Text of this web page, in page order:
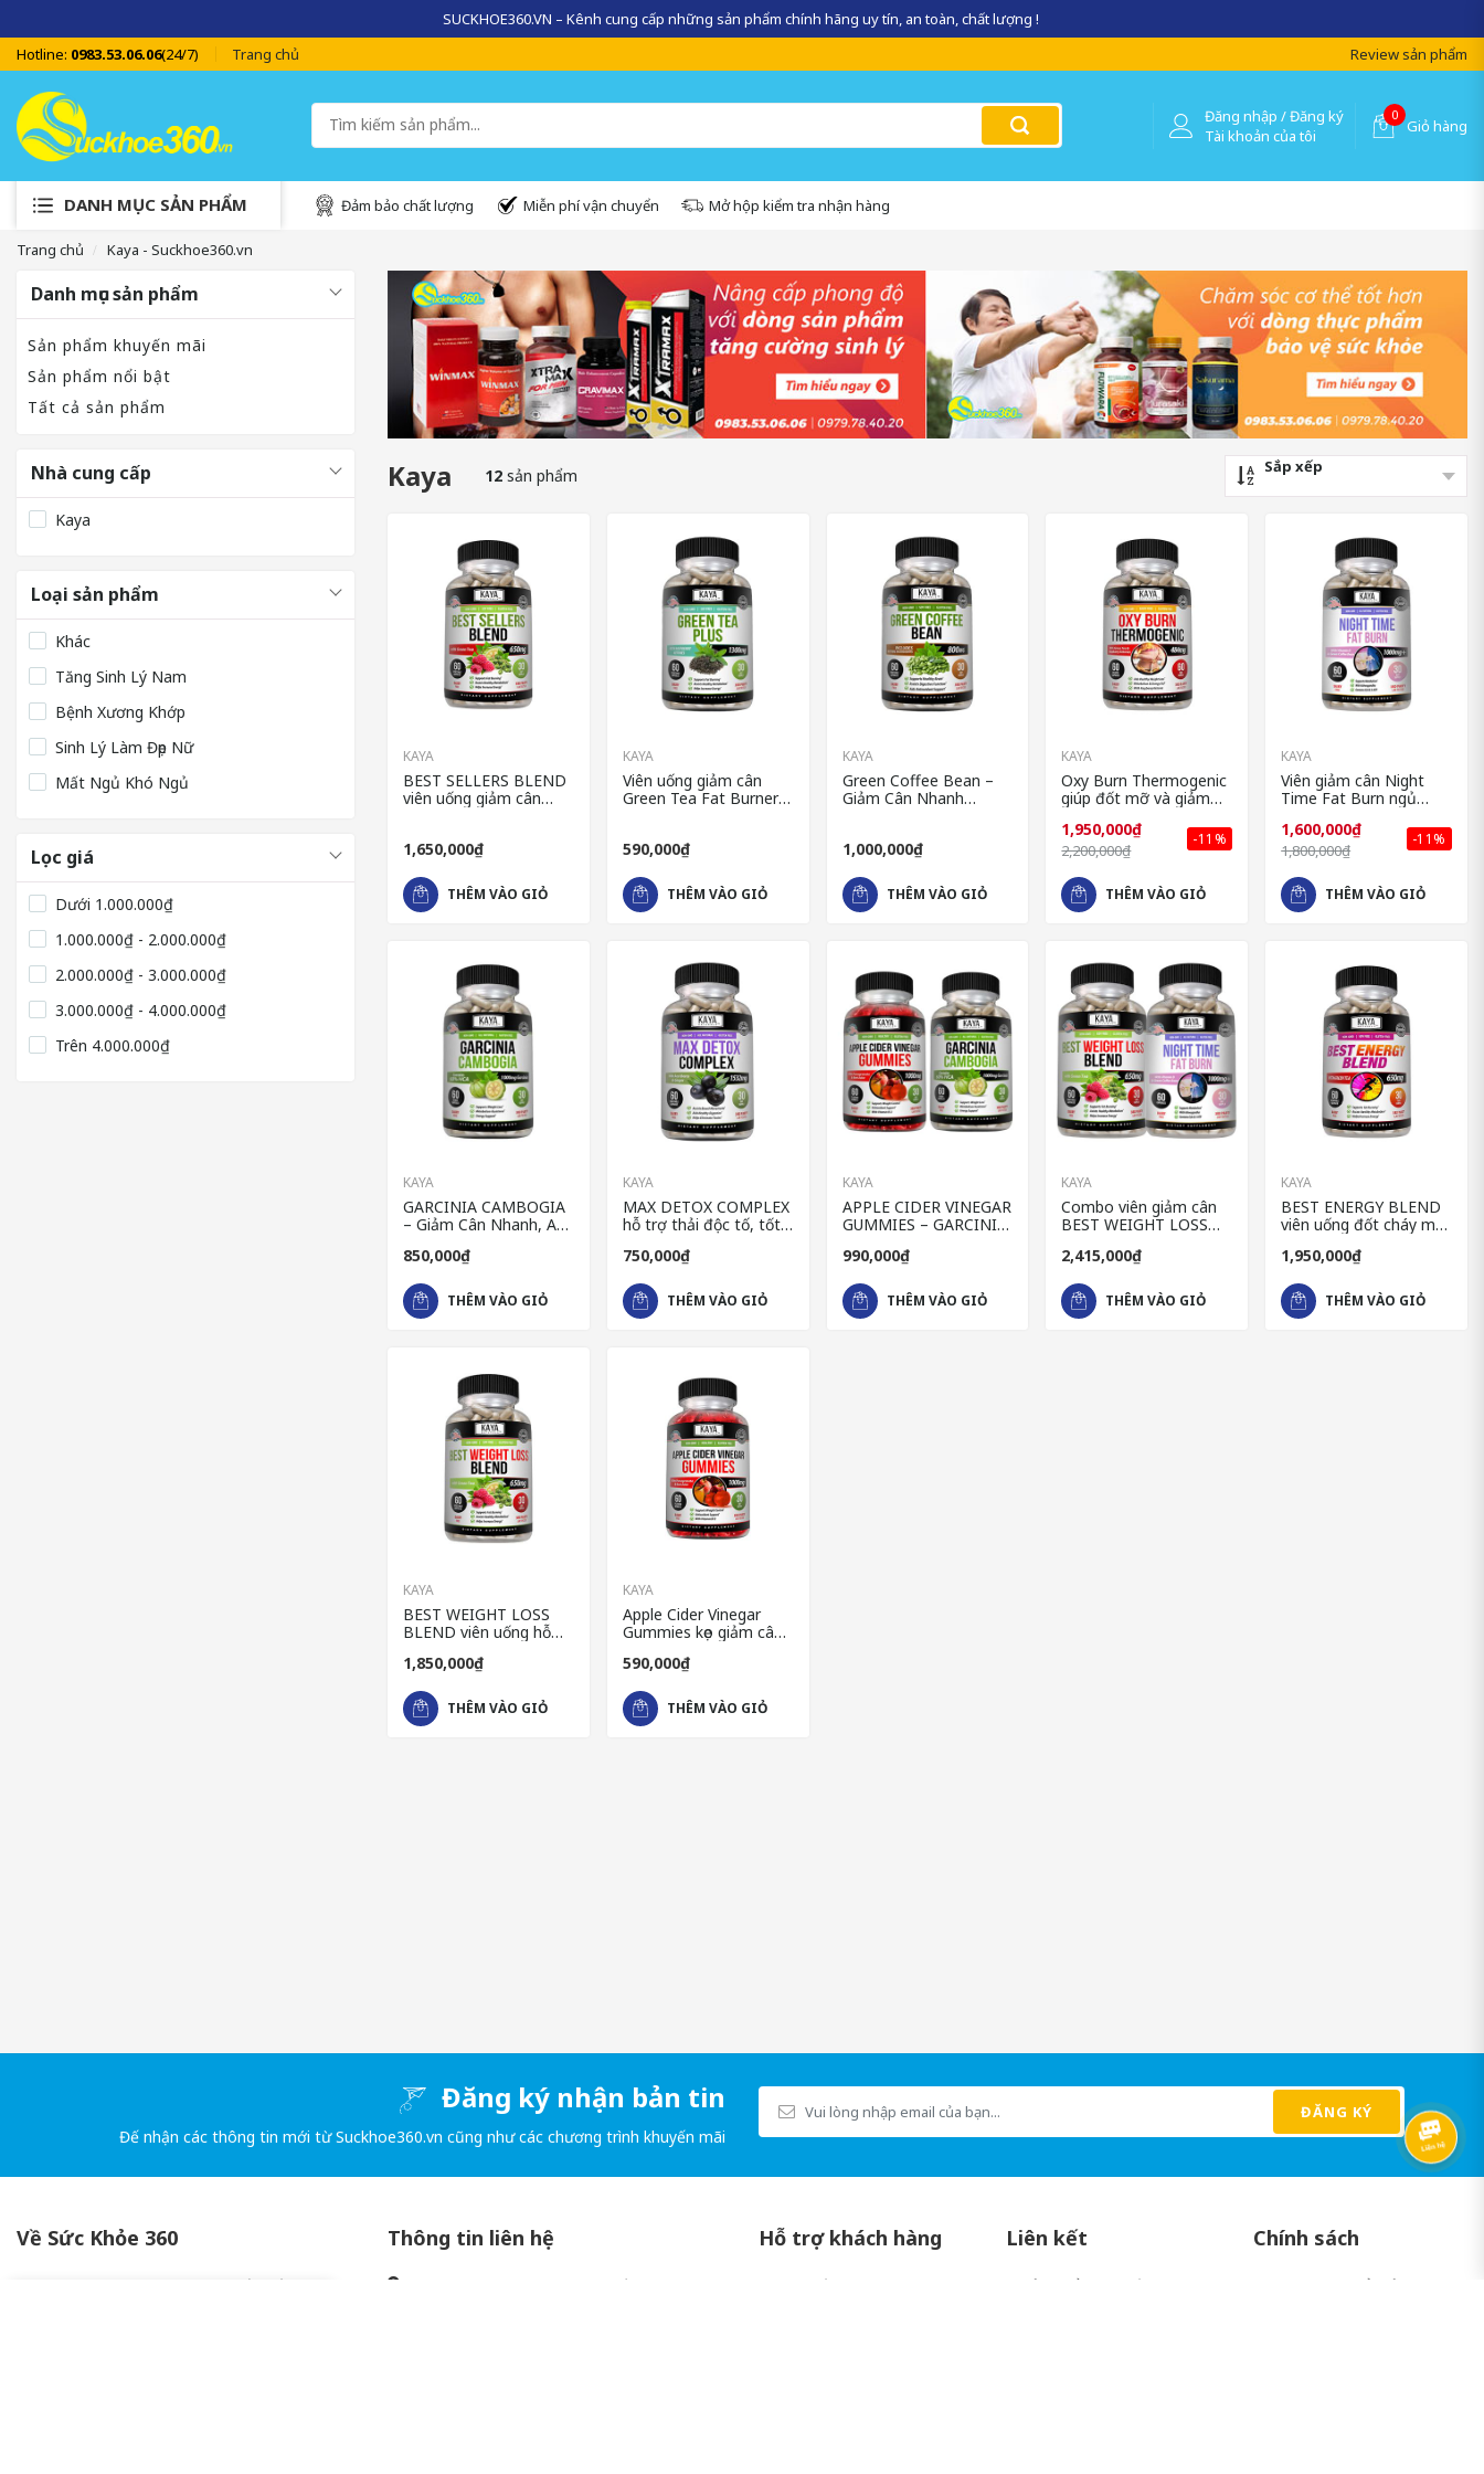
SUCKHOE360.VN – Kênh cung cấp những sản phẩm chính hãng uy tín, an toàn, chất lượng !
Hotline: 0983.53.06.06(24/7) Trang chủ Review sản phẩm
Đăng nhập / Đăng ký
Tài khoản của tôi
0
Giỏ hàng
DANH MỤC SẢN PHẨM Đảm bảo chất lượng Miễn phí vận chuyển Mở hộp kiểm tra nhận hàng
Trang chủ Kaya - Suckhoe360.vn
Danh mục sản phẩm
Sản phẩm khuyến mãi
Sản phẩm nổi bật
Tất cả sản phẩm
Nhà cung cấp
Kaya
Loại sản phẩm
Khác
Tăng Sinh Lý Nam
Bệnh Xương Khớp
Sinh Lý Làm Đẹp Nữ
Mất Ngủ Khó Ngủ
Lọc giá
Dưới 1.000.000₫
1.000.000₫ - 2.000.000₫
2.000.000₫ - 3.000.000₫
3.000.000₫ - 4.000.000₫
Trên 4.000.000₫
Kaya 12 sản phẩm Sắp xếp
KAYA
BEST SELLERS BLEND
viên uống giảm cân
1,650,000₫
THÊM VÀO GIỎ
KAYA
Viên uống giảm cân
Green Tea Fat Burner
590,000₫
THÊM VÀO GIỎ
KAYA
Green Coffee Bean –
Giảm Cân Nhanh
1,000,000₫
THÊM VÀO GIỎ
KAYA
Oxy Burn Thermogenic
giúp đốt mỡ và giảm
1,950,000₫
2,200,000₫
-11%
THÊM VÀO GIỎ
KAYA
Viên giảm cân Night
Time Fat Burn ngủ
1,600,000₫
1,800,000₫
-11%
THÊM VÀO GIỎ
KAYA
GARCINIA CAMBOGIA
– Giảm Cân Nhanh, An
850,000₫
THÊM VÀO GIỎ
KAYA
MAX DETOX COMPLEX
hỗ trợ thải độc tố, tốt
750,000₫
THÊM VÀO GIỎ
KAYA
APPLE CIDER VINEGAR
GUMMIES – GARCINIA
viên uống đốt mỡ & kẹo
990,000₫
THÊM VÀO GIỎ
KAYA
Combo viên giảm cân
BEST WEIGHT LOSS
mỡ NIGHT TIME FAT
2,415,000₫
THÊM VÀO GIỎ
KAYA
BEST ENERGY BLEND
viên uống đốt cháy mỡ
1,950,000₫
THÊM VÀO GIỎ
KAYA
BEST WEIGHT LOSS
BLEND viên uống hỗ
của Mỹ
1,850,000₫
THÊM VÀO GIỎ
KAYA
Apple Cider Vinegar
Gummies kẹo giảm cân
590,000₫
THÊM VÀO GIỎ
Đăng ký nhận bản tin
Đế nhận các thông tin mới từ Suckhoe360.vn cũng như các chương trình khuyến mãi
ĐĂNG KÝ
Về Sức Khỏe 360
SUCKHOE360.VN – Kênh cung cấp đến khách
Thông tin liên hệ
HCM: Tòa nhà Flemington, số 182, đường
Hỗ trợ khách hàng
Tìm kiếm
Liên kết
Sản phẩm khuyến mãi
Chính sách
Chính sách đổi trả